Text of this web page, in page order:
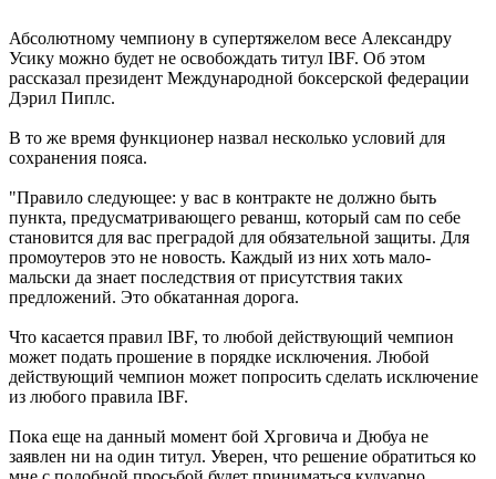
Абсолютному чемпиону в супертяжелом весе Александру
Усику можно будет не освобождать титул IBF. Об этом
рассказал президент Международной боксерской федерации
Дэрил Пиплс.
В то же время функционер назвал несколько условий для
сохранения пояса.
"Правило следующее: у вас в контракте не должно быть
пункта, предусматривающего реванш, который сам по себе
становится для вас преградой для обязательной защиты. Для
промоутеров это не новость. Каждый из них хоть мало-
мальски да знает последствия от присутствия таких
предложений. Это обкатанная дорога.
Что касается правил IBF, то любой действующий чемпион
может подать прошение в порядке исключения. Любой
действующий чемпион может попросить сделать исключение
из любого правила IBF.
Пока еще на данный момент бой Хрговича и Дюбуа не
заявлен ни на один титул. Уверен, что решение обратиться ко